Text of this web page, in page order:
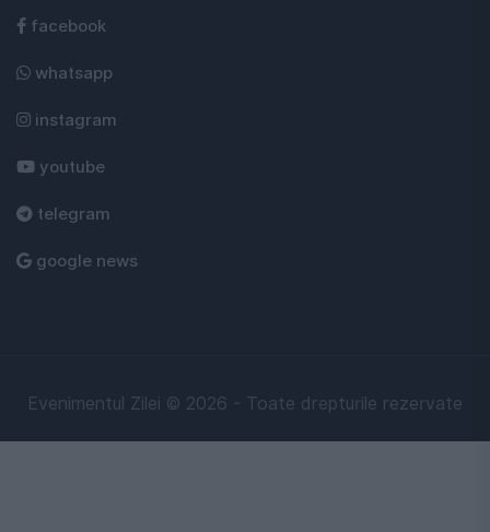
facebook
whatsapp
instagram
youtube
telegram
google news
Evenimentul Zilei © 2026 - Toate drepturile rezervate